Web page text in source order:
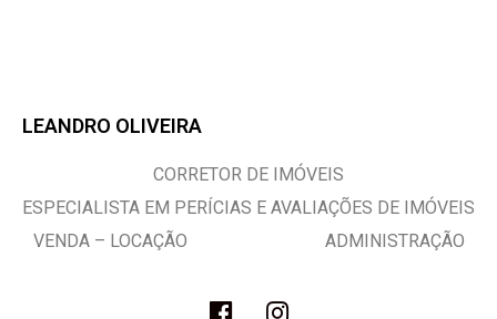
LEANDRO OLIVEIRA
CORRETOR DE IMÓVEIS
ESPECIALISTA EM PERÍCIAS E AVALIAÇÕES DE IMÓVEIS
VENDA – LOCAÇÃO ADMINISTRAÇÃO